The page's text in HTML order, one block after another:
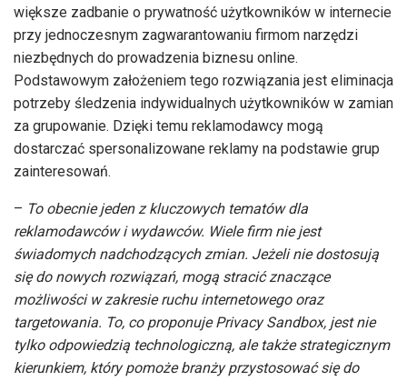
większe zadbanie o prywatność użytkowników w internecie
przy jednoczesnym zagwarantowaniu firmom narzędzi
niezbędnych do prowadzenia biznesu online.
Podstawowym założeniem tego rozwiązania jest eliminacja
potrzeby śledzenia indywidualnych użytkowników w zamian
za grupowanie. Dzięki temu reklamodawcy mogą
dostarczać spersonalizowane reklamy na podstawie grup
zainteresowań.
– To obecnie jeden z kluczowych tematów dla
reklamodawców i wydawców. Wiele firm nie jest
świadomych nadchodzących zmian. Jeżeli nie dostosują
się do nowych rozwiązań, mogą stracić znaczące
możliwości w zakresie ruchu internetowego oraz
targetowania. To, co proponuje Privacy Sandbox, jest nie
tylko odpowiedzią technologiczną, ale także strategicznym
kierunkiem, który pomoże branży przystosować się do